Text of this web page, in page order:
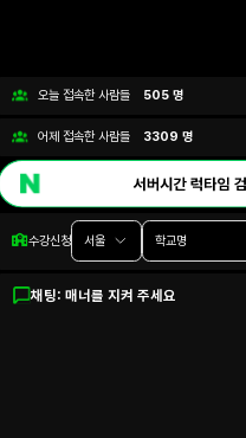
오늘 접속한 사람들 505명
어제 접속한 사람들 3309 명
수강신청 서울 학교명
채팅: 매너를 지켜 주세요